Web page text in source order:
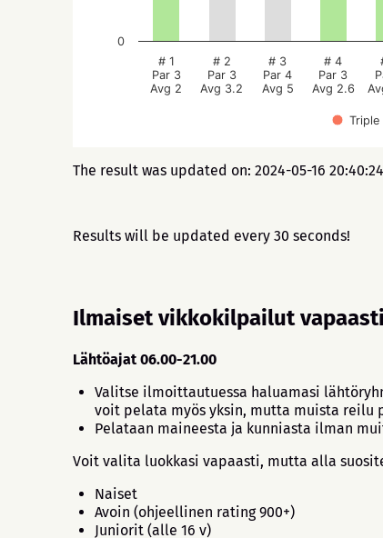
Triple
# 1
Par 3
Avg 2
# 2
Par 3
Avg 3.2
# 3
Par 4
Avg 5
# 4
Par 3
Avg 2.6
0
The result was updated on: 2024-05-16
Results will be updated every 30 seconds!
Ilmaiset vikkokilpailut
Lähtöajat 06.00-21.00
Valitse ilmoittautuessa haluamasi
voit pelata myös yksin, mutta muista reilu
Pelataan maineesta ja kunniasta ilman
Voit valita luokkasi vapaasti, mutta alla
Naiset
Avoin (ohjeellinen rating 900+)
Juniorit (alle 16 v)